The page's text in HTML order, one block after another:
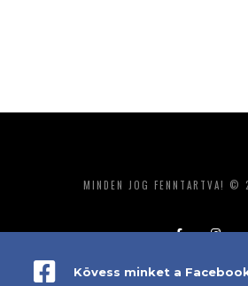
MINDEN JOG FENNTARTVA!
ADATKEZELÉS IMPRESSZUM
Kövess minket a